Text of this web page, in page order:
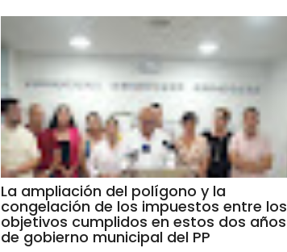
La ampliación del polígono y la
congelación de los impuestos entre los
objetivos cumplidos en estos dos años
de gobierno municipal del PP